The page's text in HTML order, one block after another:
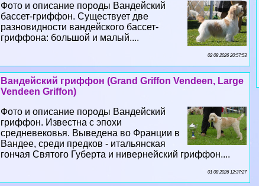
Фото и описание породы Вандейский
бассет-гриффон. Существует две
разновидности вандейского бассет-
гриффона: большой и малый....
02 08 2026 20:57:53
Вандейский гриффон (Grand Griffon Vendeen, Large
Vendeen Griffon)
Фото и описание породы Вандейский
гриффон. Известна с эпохи
средневековья. Выведена во Франции в
Вандее, среди предков - итальянская
гончая Святого Губерта и нивернейский гриффон....
01 08 2026 12:37:27